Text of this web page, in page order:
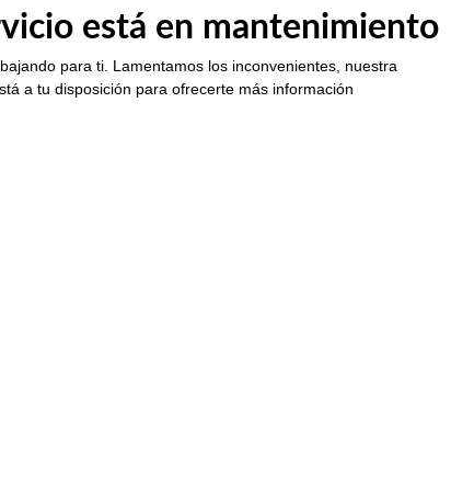
está en mantenimiento
para ti. Lamentamos los inconvenientes, nuestra
a tu disposición para ofrecerte más información